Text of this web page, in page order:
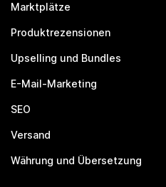
Marktplätze
Produktrezensionen
Upselling und Bundles
E-Mail-Marketing
SEO
Versand
Währung und Übersetzung